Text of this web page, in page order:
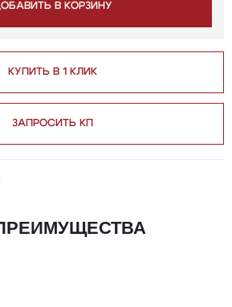
В КОРЗИНУ
КУПИТЬ В 1 КЛИК
ЗАПРОСИТЬ КП